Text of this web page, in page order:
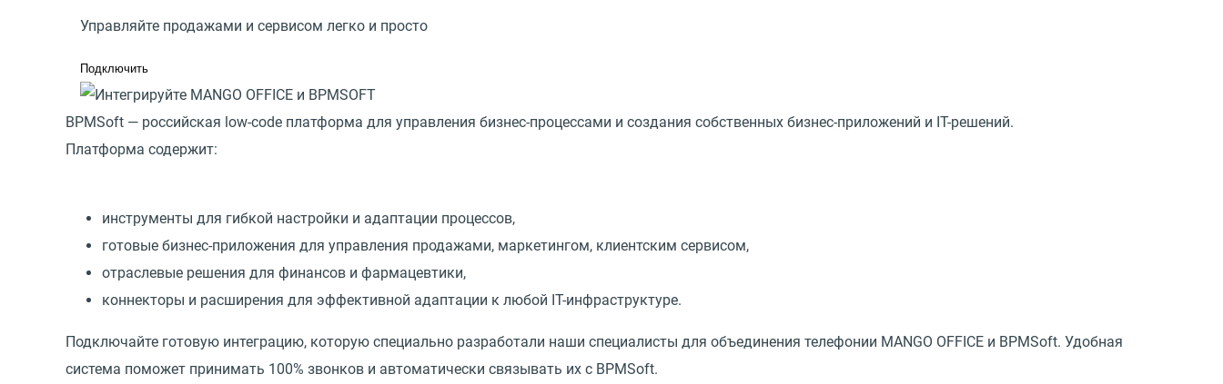
Управляйте продажами и сервисом легко и просто
Подключить
BPMSoft — российская low-code платформа для управления бизнес-процессами и создания собственных бизнес-приложений и IT-решений.
Платформа содержит:
инструменты для гибкой настройки и адаптации процессов,
готовые бизнес-приложения для управления продажами, маркетингом, клиентским сервисом,
отраслевые решения для финансов и фармацевтики,
коннекторы и расширения для эффективной адаптации к любой IT-инфраструктуре.
Подключайте готовую интеграцию, которую специально разработали наши специалисты для объединения телефонии MANGO OFFICE и BPMSoft. Удобная
система поможет принимать 100% звонков и автоматически связывать их с BPMSoft.